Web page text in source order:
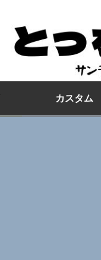
カスタム